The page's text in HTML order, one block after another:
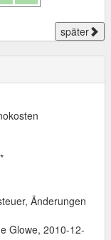
später
Änderungen
Glowe, 2010-12-